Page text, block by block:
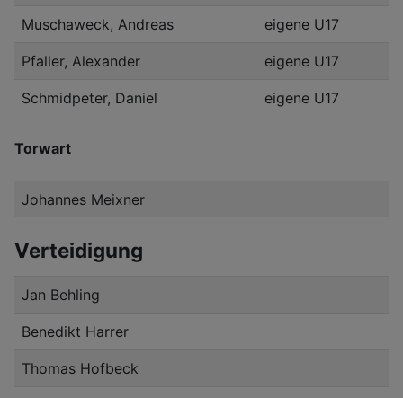
Muschaweck, Andreas eigene U17
Pfaller, Alexander eigene U17
Schmidpeter, Daniel eigene U17
Torwart
Johannes Meixner
Verteidigung
Jan Behling
Benedikt Harrer
Thomas Hofbeck